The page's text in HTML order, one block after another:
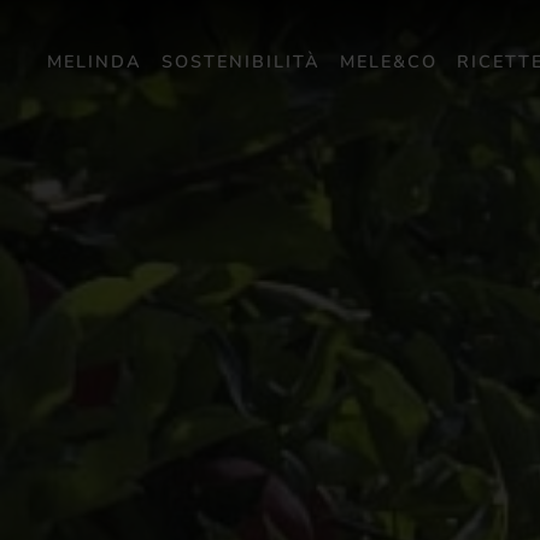
MELINDA SOSTENIBILITÀ MELE&CO